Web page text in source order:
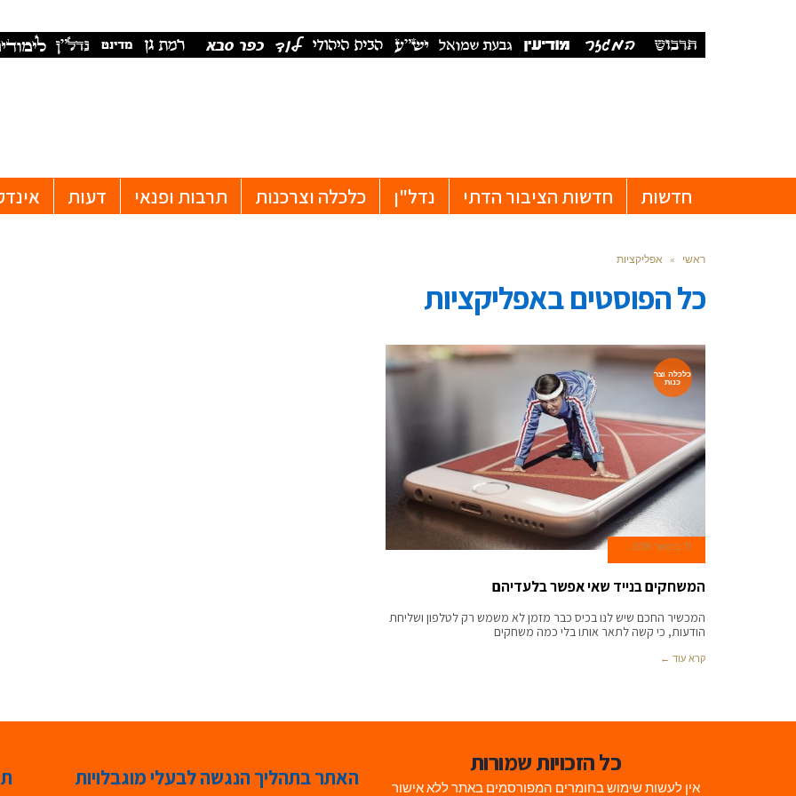
חדשות חדשות הציבור הדתי נדל"ן כלכלה וצרכנות תרבות ופנאי דעות
ראשי » אפליקציות
כל הפוסטים באפליקציות
כלכלה וצר
כנות
31 בינואר 2018
המשחקים בנייד שאי אפשר בלעדיהם
המכשיר החכם שיש לנו בכיס כבר מזמן לא משמש רק לטלפון ושליחת
הודעות, כי קשה לתאר אותו בלי כמה משחקים
קרא עוד ←
כל הזכויות שמורות
אין לעשות שימוש בחומרים המפורסמים באתר ללא אישור האתר בתהליך הנגשה לבעלי מוגבלויות